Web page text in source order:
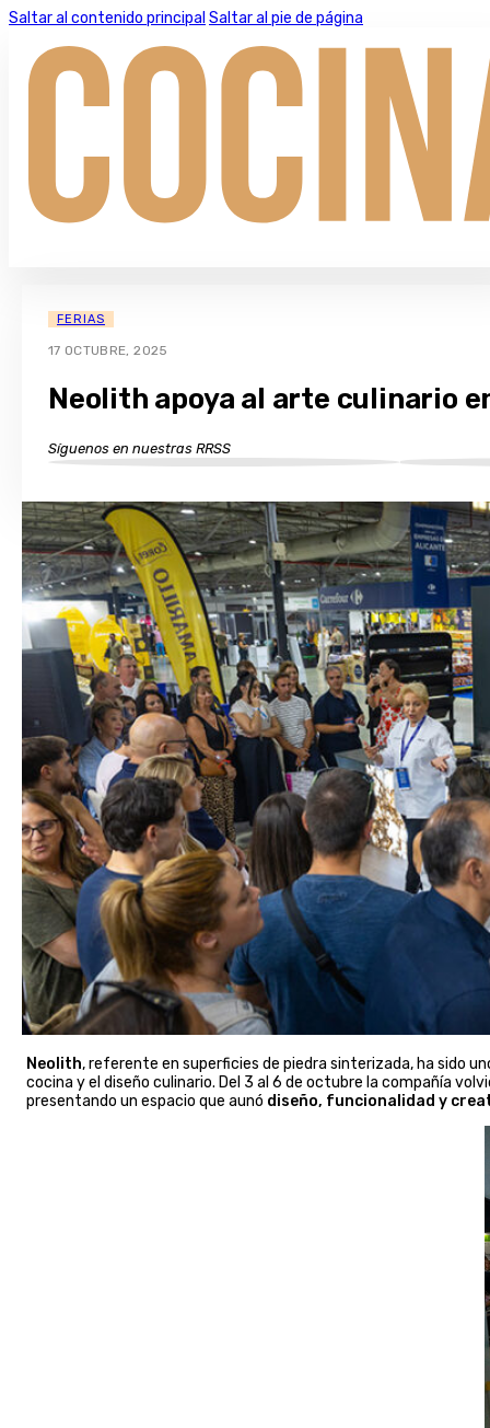
Saltar al contenido principal Saltar al pie de página
FERIAS
17 OCTUBRE, 2025
Neolith apoya al arte culinario
Síguenos en nuestras RRSS
Neolith, referente en superficies de piedra sinterizada, ha sido
cocina y el diseño culinario. Del 3 al 6 de octubre la compañía
presentando un espacio que aunó diseño, funcionalidad y